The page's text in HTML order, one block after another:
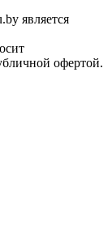
является
офертой.